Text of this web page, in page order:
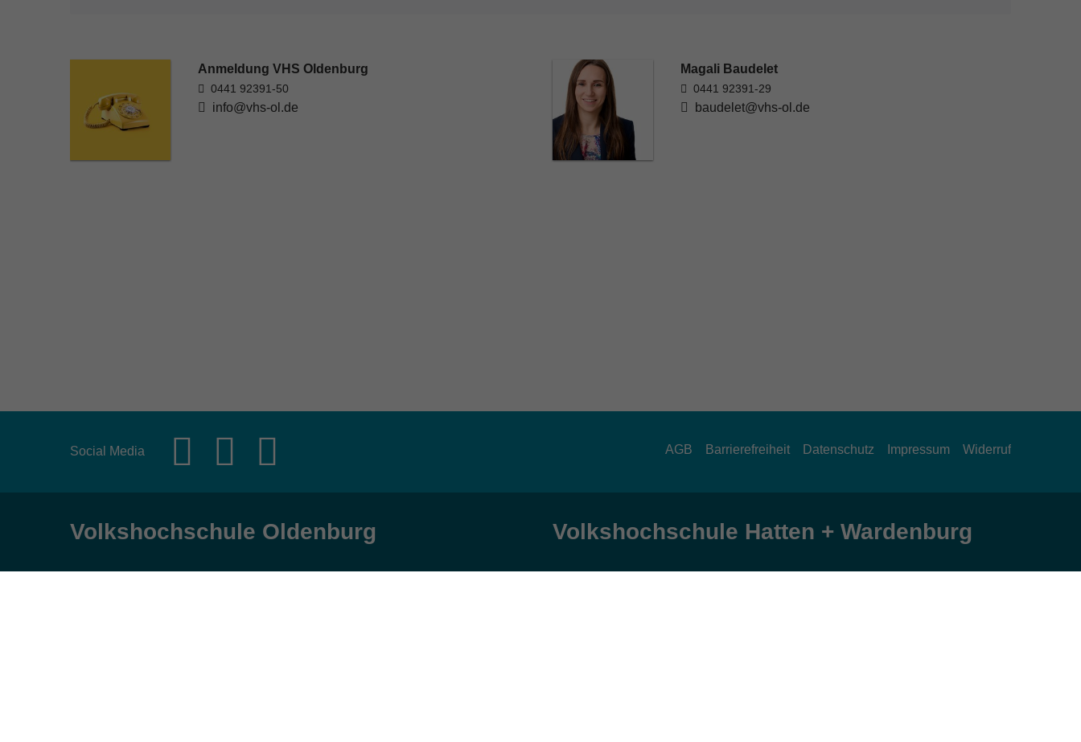
Anmeldung VHS Oldenburg
0441 92391-50
info@vhs-ol.de
Magali Baudelet
0441 92391-29
baudelet@vhs-ol.de
Social Media AGB Barrierefreiheit Datenschutz Impressum Widerruf
Volkshochschule Oldenburg Volkshochschule Hatten + Wardenburg